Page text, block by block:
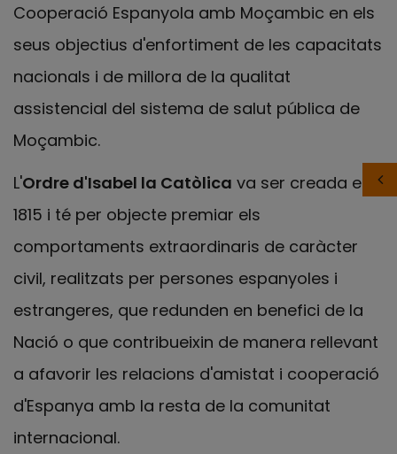
Cooperació Espanyola amb Moçambic en els
seus objectius d'enfortiment de les capacitats
nacionals i de millora de la qualitat
assistencial del sistema de salut pública de
Moçambic.
L'Ordre d'Isabel la Catòlica va ser creada el
1815 i té per objecte premiar els
comportaments extraordinaris de caràcter
civil, realitzats per persones espanyoles i
estrangeres, que redunden en benefici de la
Nació o que contribueixin de manera rellevant
a afavorir les relacions d'amistat i cooperació
d'Espanya amb la resta de la comunitat
internacional.